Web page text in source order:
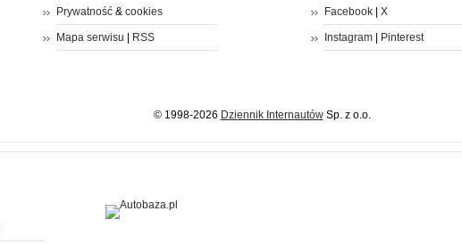
Prywatność& cookies
Mapa serwisu RSS
Facebook| X
Instagram| Pinterest
© 1998-2026 Dziennik InternautówSp. z o.o.